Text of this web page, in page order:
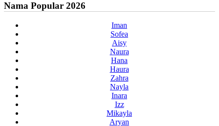
Nama Popular 2026
Iman
Sofea
Aisy
Naura
Hana
Haura
Zahra
Nayla
Inara
Izz
Mikayla
Aryan